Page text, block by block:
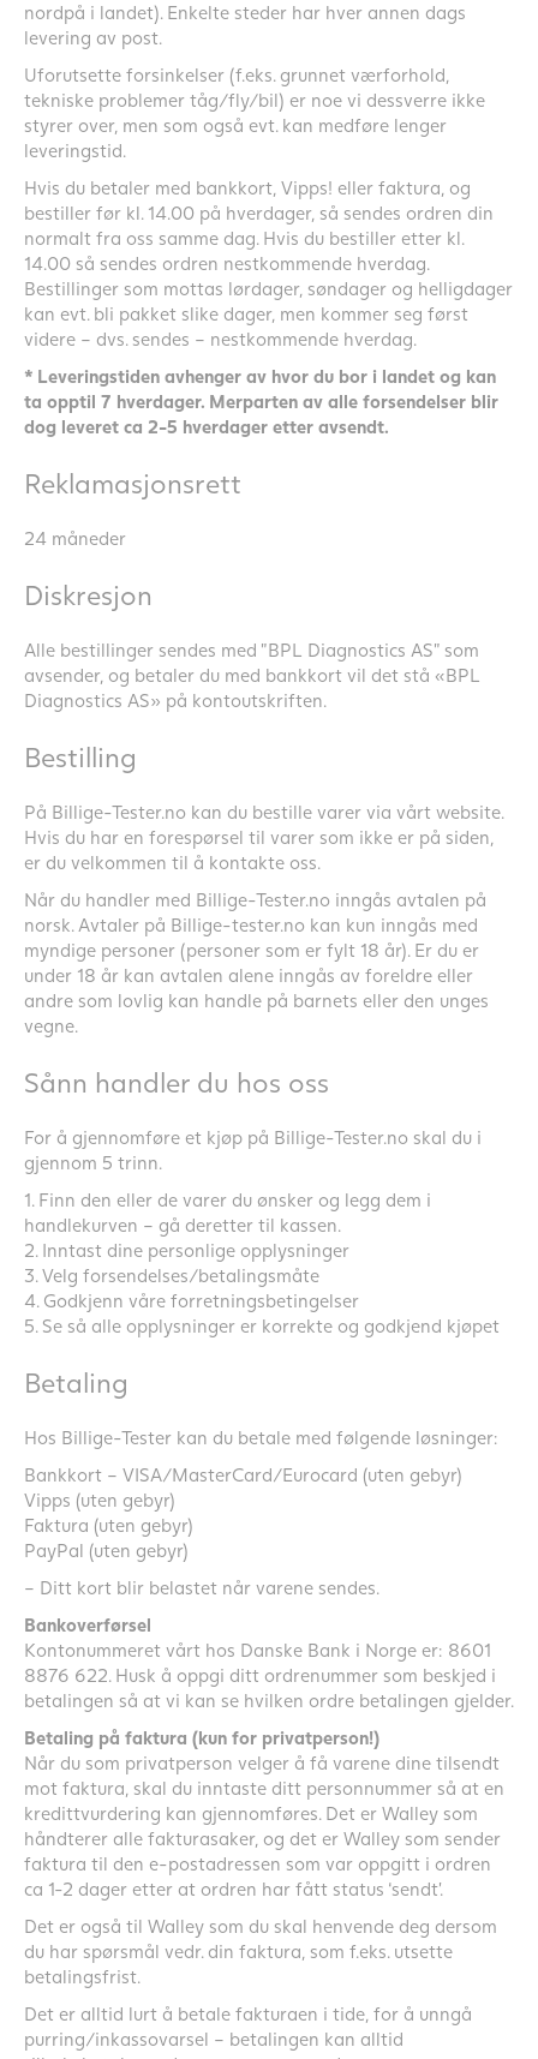
nordpå i landet). Enkelte steder har hver annen dags
levering av post.
Uforutsette forsinkelser (f.eks. grunnet værforhold,
tekniske problemer tåg/fly/bil) er noe vi dessverre ikke
styrer over, men som også evt. kan medføre lenger
leveringstid.
Hvis du betaler med bankkort, Vipps! eller faktura, og
bestiller før kl. 14.00 på hverdager, så sendes ordren din
normalt fra oss samme dag. Hvis du bestiller etter kl.
14.00 så sendes ordren nestkommende hverdag.
Bestillinger som mottas lørdager, søndager og helligdager
kan evt. bli pakket slike dager, men kommer seg først
videre – dvs. sendes – nestkommende hverdag.
* Leveringstiden avhenger av hvor du bor i landet og kan
ta opptil 7 hverdager. Merparten av alle forsendelser blir
dog leveret ca 2-5 hverdager etter avsendt.
Reklamasjonsrett
24 måneder
Diskresjon
Alle bestillinger sendes med ”BPL Diagnostics AS” som
avsender, og betaler du med bankkort vil det stå «BPL
Diagnostics AS» på kontoutskriften.
Bestilling
På Billige-Tester.no kan du bestille varer via vårt website.
Hvis du har en forespørsel til varer som ikke er på siden,
er du velkommen til å kontakte oss.
Når du handler med Billige-Tester.no inngås avtalen på
norsk. Avtaler på Billige-tester.no kan kun inngås med
myndige personer (personer som er fylt 18 år). Er du er
under 18 år kan avtalen alene inngås av foreldre eller
andre som lovlig kan handle på barnets eller den unges
vegne.
Sånn handler du hos oss
For å gjennomføre et kjøp på Billige-Tester.no skal du i
gjennom 5 trinn.
1. Finn den eller de varer du ønsker og legg dem i
handlekurven – gå deretter til kassen.
2. Inntast dine personlige opplysninger
3. Velg forsendelses/betalingsmåte
4. Godkjenn våre forretningsbetingelser
5. Se så alle opplysninger er korrekte og godkjend kjøpet
Betaling
Hos Billige-Tester kan du betale med følgende løsninger:
Bankkort – VISA/MasterCard/Eurocard (uten gebyr)
Vipps (uten gebyr)
Faktura (uten gebyr)
PayPal (uten gebyr)
– Ditt kort blir belastet når varene sendes.
Bankoverførsel
Kontonummeret vårt hos Danske Bank i Norge er: 8601
8876 622. Husk å oppgi ditt ordrenummer som beskjed i
betalingen så at vi kan se hvilken ordre betalingen gjelder.
Betaling på faktura (kun for privatperson!)
Når du som privatperson velger å få varene dine tilsendt
mot faktura, skal du inntaste ditt personnummer så at en
kredittvurdering kan gjennomføres. Det er Walley som
håndterer alle fakturasaker, og det er Walley som sender
faktura til den e-postadressen som var oppgitt i ordren
ca 1-2 dager etter at ordren har fått status ‘sendt’.
Det er også til Walley som du skal henvende deg dersom
du har spørsmål vedr. din faktura, som f.eks. utsette
betalingsfrist.
Det er alltid lurt å betale fakturaen i tide, for å unngå
purring/inkassovarsel – betalingen kan alltid